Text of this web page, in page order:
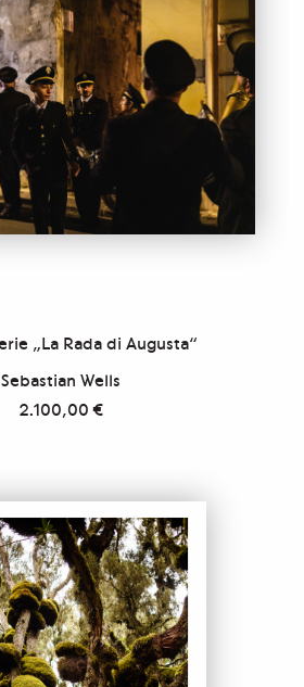
„La Rada di Augusta“
Sebastian Wells
2.100,00€